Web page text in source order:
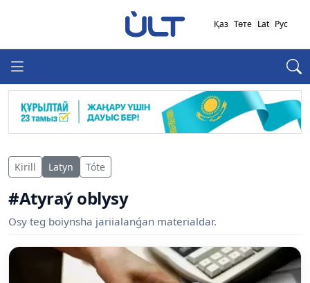
Қаз Төте Lat Рус
Kirill Latyn Tóte
#Atyraý oblysy
Osy teg boiynsha jariialanǵan materialdar.